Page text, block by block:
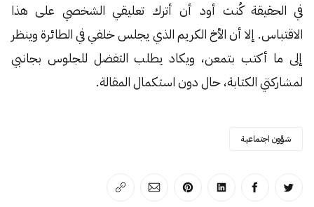
في الحقيقة كُنت أود أن أترك تعليقي الشخصي على هذا
الاقتباس. إلا أن الأخ الكريم الذي يجلس خلفي في الطائرة وينظر
إلى ما أكتب بتمعن، ويكاد يطلب التفضل للجلوس بجانبي
لمشاركتي الكتابة، حال دون استكمال المقالة.
شؤون اجتماعية
انشر على تويترانشر على الفيسبوك
انشر على لينكد إن
انشر على بينترست
انشر على الإيميل
انسخ الرابط